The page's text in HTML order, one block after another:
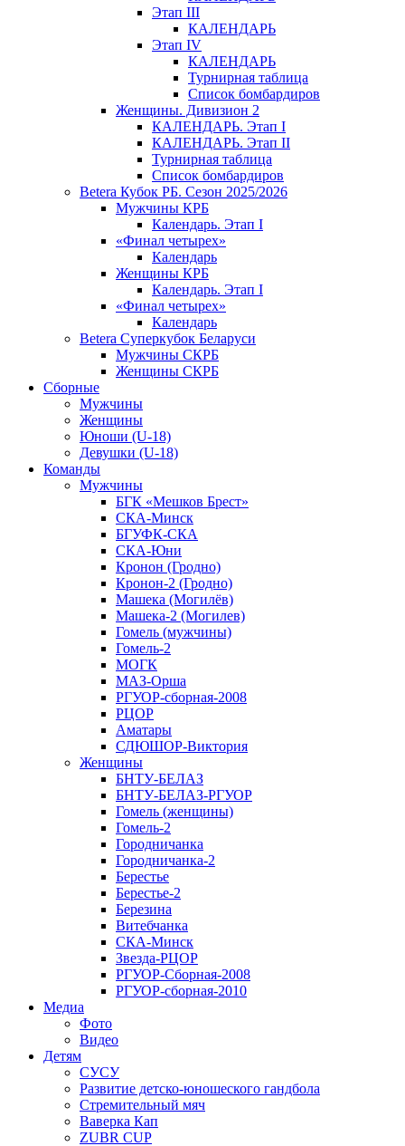
Этап III
КАЛЕНДАРЬ
Этап IV
КАЛЕНДАРЬ
Турнирная таблица
Список бомбардиров
Женщины. Дивизион 2
КАЛЕНДАРЬ. Этап I
КАЛЕНДАРЬ. Этап II
Турнирная таблица
Список бомбардиров
Betera Кубок РБ. Сезон 2025/2026
Мужчины КРБ
Календарь. Этап I
«Финал четырех»
Календарь
Женщины КРБ
Календарь. Этап I
«Финал четырех»
Календарь
Betera Суперкубок Беларуси
Мужчины СКРБ
Женщины СКРБ
Сборные
Мужчины
Женщины
Юноши (U-18)
Девушки (U-18)
Команды
Мужчины
БГК «Мешков Брест»
СКА-Минск
БГУФК-СКА
СКА-Юни
Кронон (Гродно)
Кронон-2 (Гродно)
Машека (Могилёв)
Машека-2 (Могилев)
Гомель (мужчины)
Гомель-2
МОГК
МАЗ-Орша
РГУОР-сборная-2008
РЦОР
Аматары
СДЮШОР-Виктория
Женщины
БНТУ-БЕЛАЗ
БНТУ-БЕЛАЗ-РГУОР
Гомель (женщины)
Гомель-2
Городничанка
Городничанка-2
Берестье
Берестье-2
Березина
Витебчанка
СКА-Минск
Звезда-РЦОР
РГУОР-Сборная-2008
РГУОР-сборная-2010
Медиа
Фото
Видео
Детям
СУСУ
Развитие детско-юношеского гандбола
Стремительный мяч
Ваверка Кап
ZUBR CUP